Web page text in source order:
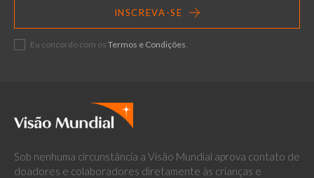
INSCREVA-SE
Eu concordo com os Termos e Condições
Sob nenhuma circunstância a Visão Mundial aprova contato de
doadores e colaboradores diretamente às crianças e